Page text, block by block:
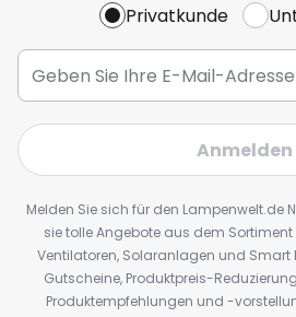
Privatkunde
Anmelden
Melden Sie sich für den Lampenwelt.de
sie tolle Angebote aus dem
Ventilatoren, Solaranlagen und Smart
Gutscheine, Produktpreis-
Produktempfehlungen und -